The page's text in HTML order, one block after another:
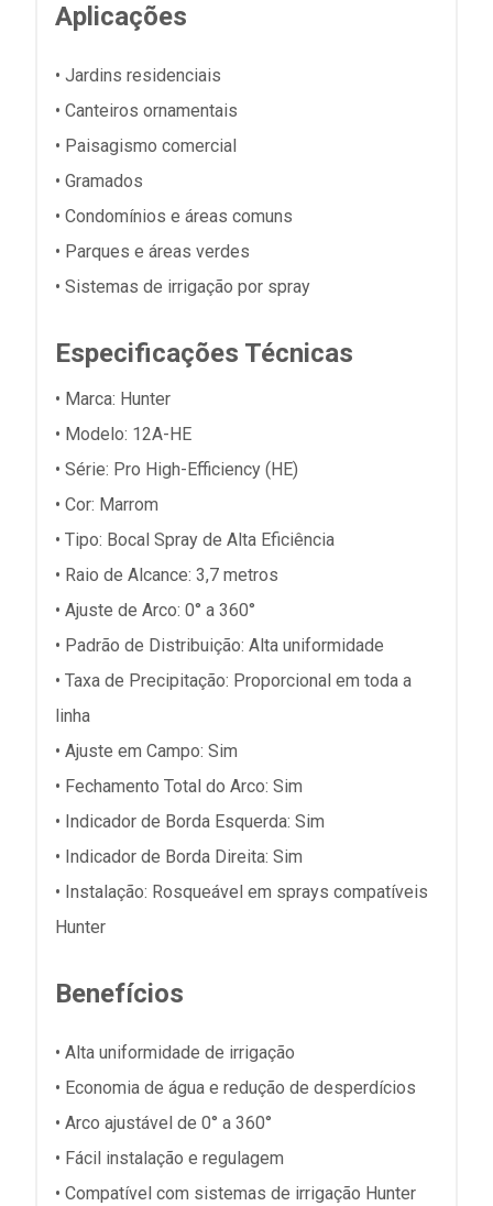
Aplicações
• Jardins residenciais
• Canteiros ornamentais
• Paisagismo comercial
• Gramados
• Condomínios e áreas comuns
• Parques e áreas verdes
• Sistemas de irrigação por spray
Especificações Técnicas
• Marca: Hunter
• Modelo: 12A-HE
• Série: Pro High-Efficiency (HE)
• Cor: Marrom
• Tipo: Bocal Spray de Alta Eficiência
• Raio de Alcance: 3,7 metros
• Ajuste de Arco: 0° a 360°
• Padrão de Distribuição: Alta uniformidade
• Taxa de Precipitação: Proporcional em toda a
linha
• Ajuste em Campo: Sim
• Fechamento Total do Arco: Sim
• Indicador de Borda Esquerda: Sim
• Indicador de Borda Direita: Sim
• Instalação: Rosqueável em sprays compatíveis
Hunter
Benefícios
• Alta uniformidade de irrigação
• Economia de água e redução de desperdícios
• Arco ajustável de 0° a 360°
• Fácil instalação e regulagem
• Compatível com sistemas de irrigação Hunter